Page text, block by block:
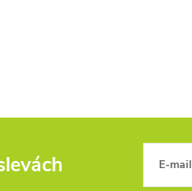
E-mail